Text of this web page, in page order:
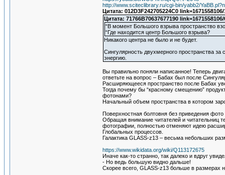
http://www.sciteclibrary.ru/cgi-bin/yabb2/
Цитата: 012D3F242705224C0
Цитата: 71766B70637677190
“В момент Большого взрыва пространство
“Где находится центр Большого взрыва?
Никакого центра не было и не будет.
Сингулярность двухмерного пространства за
энергию.
Вы правильно поняли написанное! Теперь
ответьте на вопрос – Бабах был после
Расширяющееся пространство после Бабах
Тогда почему бы “красному смещению”
фотонами?
Начальный объем пространства в котором
Поверхностная болтовня без приведения
Обращая внимание читателей и читательниц
фотографии, полностью отменяют идею
Глобальных процессов.
Галактика GLASS-z13 – весьма небольших
https://www.wikidata.org/wiki/Q113172675
Иначе как-то странно, так далеко и вдруг
- Но ведь большую видно дальше!
Скорее всего, GLASS-z13 больше в размерах